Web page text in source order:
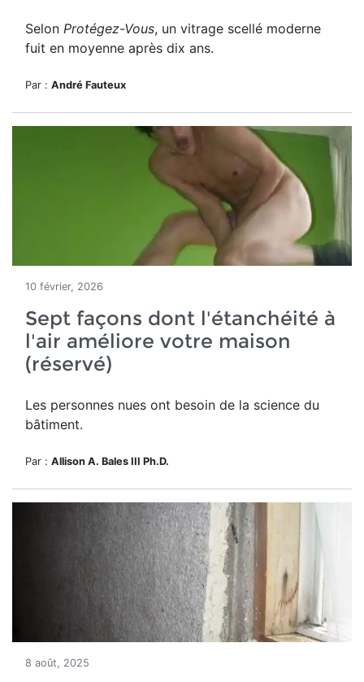
Selon Protégez-Vous, un vitrage scellé moderne
fuit en moyenne après dix ans.
Par : André Fauteux
10 février, 2026
Sept façons dont l'étanchéité à
l'air améliore votre maison
(réservé)
Les personnes nues ont besoin de la science du
bâtiment.
Par : Allison A. Bales III Ph.D.
8 août, 2025